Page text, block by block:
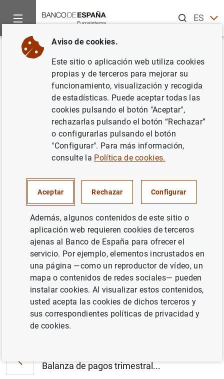
ESEN
Inicio Noticias y eventos
Volver
Estado financiero consolidado
del Eurosistema a 29 de de
marzo de 2019
POLÍTICA MONETARIA
ESPAÑA SITUACIÓN ECONÓMICA
Estado financiero consolidado del
Eurosistema a 29 de de marzo de 2019 (196
KB
Balanza de pagos trimestral...
Siguiente
Aviso de cookies.
Este sitio o aplicación web utiliza cookies
propias y de terceros para mejorar su
funcionamiento, visualización y recogida
de estadísticas. Puede aceptar todas las
cookies pulsando el botón "Aceptar",
rechazarlas pulsando el botón “Rechazar”
o configurarlas pulsando el botón
"Configurar". Para más información,
consulte la Política de cookies.
Aceptar Rechazar Configurar
Además, algunos contenidos de este sitio o
aplicación web requieren cookies de terceros
ajenas al Banco de España para ofrecer el
servicio. Por ejemplo, elementos incrustados en
una página —como un reproductor de vídeo, un
mapa o contenidos de redes sociales— pueden
instalar cookies. Al visualizar estos contenidos,
usted acepta las cookies de dichos terceros y
sus correspondientes políticas de privacidad y
de cookies.